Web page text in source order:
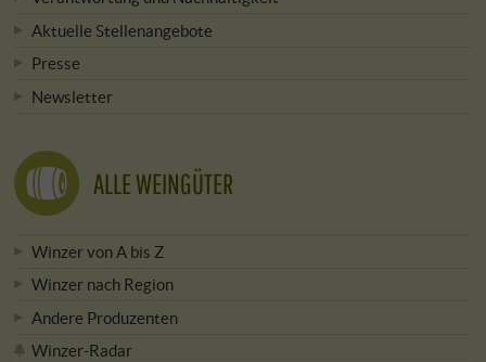
Aktuelle Stellenangebote
Presse
Newsletter
ALLE WEINGÜTER
Winzer von A bis Z
Winzer nach Region
Andere Produzenten
Winzer-Radar